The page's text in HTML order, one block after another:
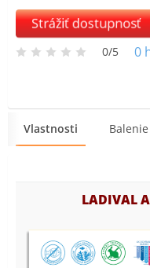
Strážiť dostupnosť
0/5 0
Vlastnosti Balenie
LADIVAL